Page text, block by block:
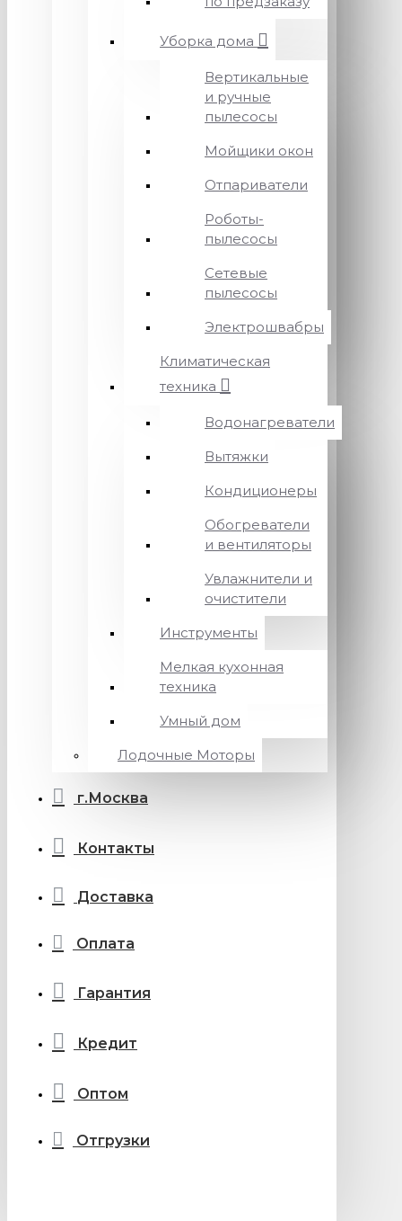
Уборка дома
Вертикальные
и ручные
пылесосы
Мойщики окон
Отпариватели
Роботы-
пылесосы
Сетевые
пылесосы
Электрошвабры
Климатическая
техника
Водонагреватели
Вытяжки
Кондиционеры
Обогреватели
и вентиляторы
Увлажнители и
очистители
Инструменты
Мелкая кухонная
техника
Умный дом
Лодочные Моторы
г.Москва
Контакты
Доставка
Оплата
Гарантия
Кредит
Оптом
Отгрузки